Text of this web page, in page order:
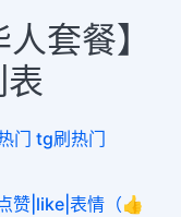
套餐】
门 tg刷热门
赞|like|表情（👍